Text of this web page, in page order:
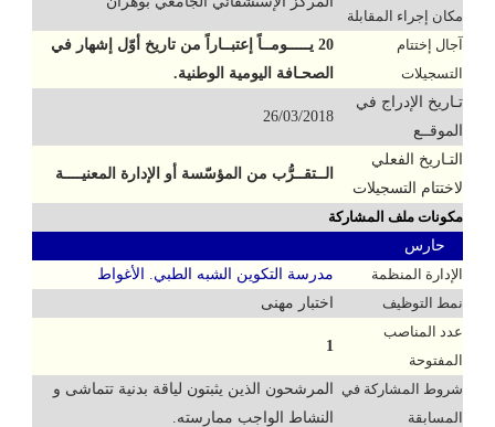
مكان إجراء المقابلة
آجال إختتام
التسجيلات
20 يـــــومــاً إعتبــاراً من تاريخ أوّل إشهار في
الصحـافة اليومية الوطنية.
تـاريخ الإدراج في
الموقــع
26/03/2018
التـاريخ الفعلي
لاختتام التسجيلات
الــتقــرُّب من المؤسّسة أو الإدارة المعنيــــة
مكونات ملف المشاركة
حارس
الإدارة المنظمة
مدرسة التكوين الشبه الطبي. الأغواط
نمط التوظيف
اختبار مهنى
عدد المناصب
المفتوحة
1
شروط المشاركة في
المسابقة
المرشحون الذين يثبتون لياقة بدنية تتماشى و
النشاط الواجب ممارسته.